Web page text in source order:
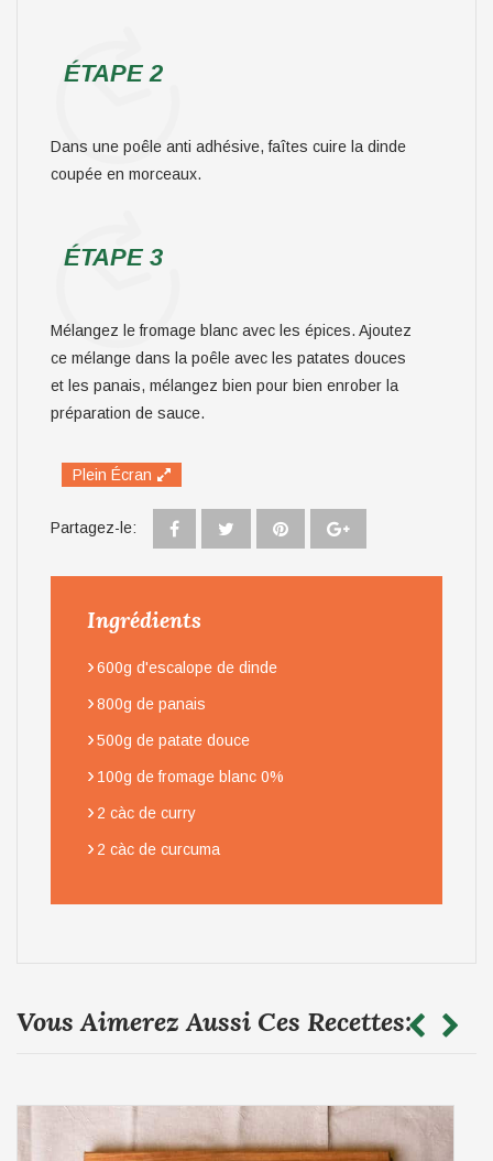
ÉTAPE 2
Dans une poêle anti adhésive, faîtes cuire la dinde
coupée en morceaux.
ÉTAPE 3
Mélangez le fromage blanc avec les épices. Ajoutez
ce mélange dans la poêle avec les patates douces
et les panais, mélangez bien pour bien enrober la
préparation de sauce.
Plein Écran
Partagez-le:
Ingrédients
›600g d'escalope de dinde
›800g de panais
›500g de patate douce
› 100g de fromage blanc 0%
› 2 càc de curry
› 2 càc de curcuma
Vous Aimerez Aussi Ces Recettes: